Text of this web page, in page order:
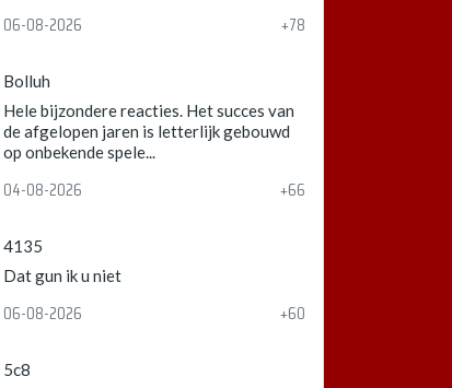
06-08-2026 +78
Bolluh
Hele bijzondere reacties. Het succes van
de afgelopen jaren is letterlijk gebouwd
op onbekende spele...
04-08-2026 +66
4135
Dat gun ik u niet
06-08-2026 +60
5c8